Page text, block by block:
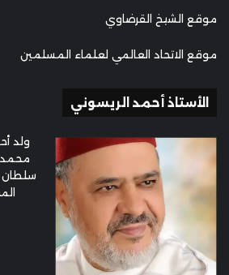
موقع الشيخ القرضاوي
موقع الاتحاد العالمي لعلماء المسلمين
الأستاذ أحمد الريسوني
ولد
محمد
سلطان